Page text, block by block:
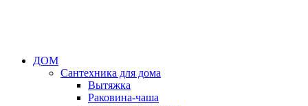
ДОМ
Сантехника для дома
Вытяжка
Раковина-чаша